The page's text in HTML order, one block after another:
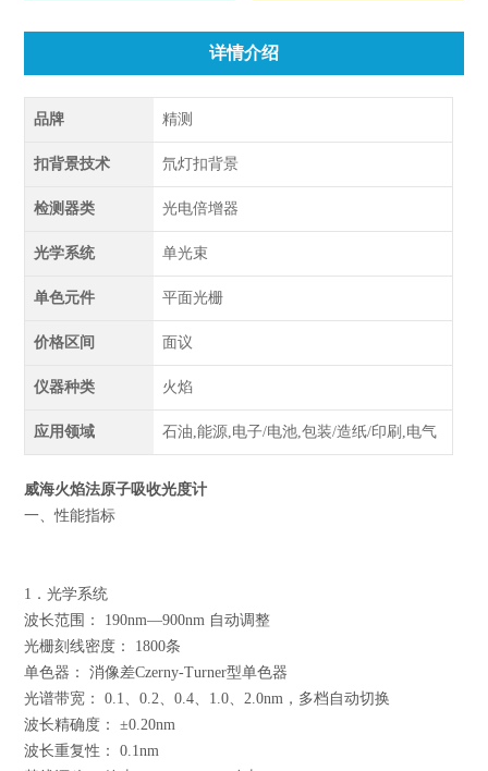
详情介绍
品牌 精测
扣背景技术 氘灯扣背景
检测器类 光电倍增器
光学系统 单光束
单色元件 平面光栅
价格区间 面议
仪器种类 火焰
应用领域 石油,能源,电子/电池,包装/造纸/印刷,电气
威海火焰法原子吸收光度计
一、性能指标
1．光学系统
波长范围： 190nm—900nm 自动调整
光栅刻线密度： 1800条
单色器： 消像差Czerny-Turner型单色器
光谱带宽： 0.1、0.2、0.4、1.0、2.0nm，多档自动切换
波长精确度： ±0.20nm
波长重复性： 0.1nm